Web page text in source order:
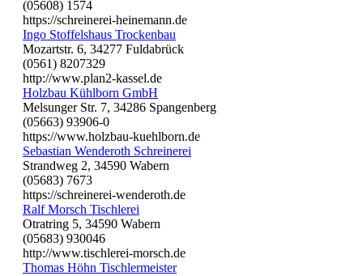
(05608) 1574
https://schreinerei-heinemann.de
Ingo Stoffelshaus Trockenbau
Mozartstr. 6, 34277 Fuldabrück
(0561) 8207329
http://www.plan2-kassel.de
Holzbau Kühlborn GmbH
Melsunger Str. 7, 34286 Spangenberg
(05663) 93906-0
https://www.holzbau-kuehlborn.de
Sebastian Wenderoth Schreinerei
Strandweg 2, 34590 Wabern
(05683) 7673
https://schreinerei-wenderoth.de
Ralf Morsch Tischlerei
Otratring 5, 34590 Wabern
(05683) 930046
http://www.tischlerei-morsch.de
Thomas Höhn Tischlermeister